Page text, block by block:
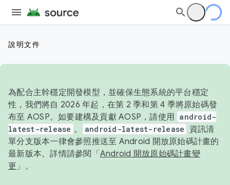
說明文件
為配合主幹穩定開發模型，並確保生態系統的平台穩定
性，我們將自 2026 年起，在第 2 季和第 4 季將原始碼發
布至 AOSP。如要建構及貢獻 AOSP，請使用 android-
latest-release 。 android-latest-release
資訊清
單分支版本一律會參照推送至 Android 開放原始碼計畫的
最新版本。詳情請參閱「 Android 開放原始碼計畫變
更 」。